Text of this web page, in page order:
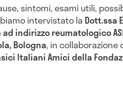
sintomi, esami utili,
intervistato la Dott.ssa
indirizzo reumatologico ASL-
Bologna, in collaborazione
Italiani Amici della